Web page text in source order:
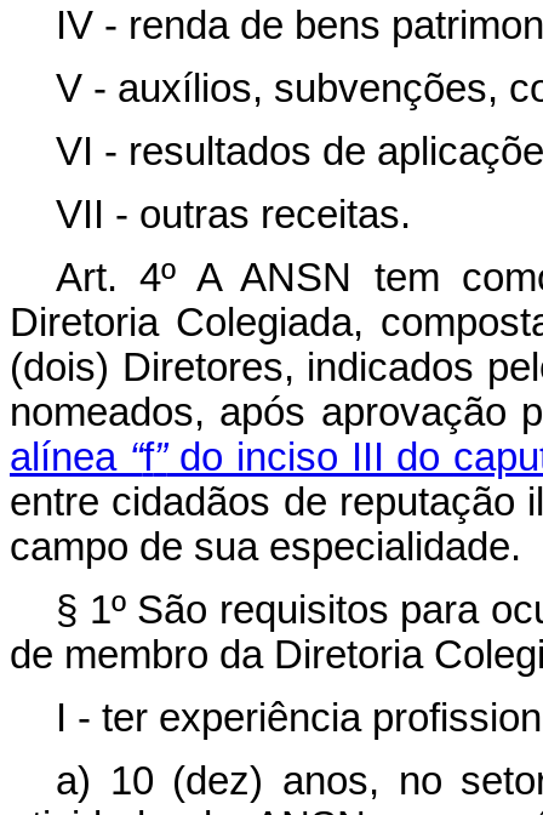
IV - renda de bens
V - auxílios, subvenções,
VI - resultados de
VII - outras receitas.
Art. 4º A ANSN tem
Diretoria Colegiada,
(dois) Diretores, indicados
nomeados, após aprovação
alínea“f”do inciso III do
entre cidadãos de reputação
campo de sua especialidade.
§ 1º São requisitos para
de membro da Diretoria
I - ter experiência
a) 10 (dez) anos, no